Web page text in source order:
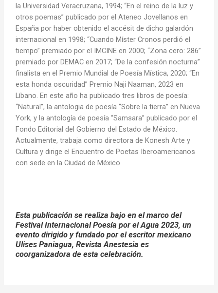
la Universidad Veracruzana, 1994; “En el reino de la luz y
otros poemas” publicado por el Ateneo Jovellanos en
España por haber obtenido el accésit de dicho galardón
internacional en 1998; “Cuando Míster Cronos perdió el
tiempo” premiado por el IMCINE en 2000; “Zona cero: 286”
premiado por DEMAC en 2017; “De la confesión nocturna”
finalista en el Premio Mundial de Poesía Mística, 2020; “En
esta honda oscuridad” Premio Naji Naaman, 2023 en
Líbano. En este año ha publicado tres libros de poesía:
“Natural”, la antologia de poesía “Sobre la tierra” en Nueva
York, y la antología de poesía “Samsara” publicado por el
Fondo Editorial del Gobierno del Estado de México.
Actualmente, trabaja como directora de Konesh Arte y
Cultura y dirige el Encuentro de Poetas Iberoamericanos
con sede en la Ciudad de México.
Esta publicación se realiza bajo en el marco del
Festival Internacional Poesía por el Agua 2023, un
evento dirigido y fundado por el escritor mexicano
Ulises Paniagua, Revista Anestesia es
coorganizadora de esta celebración.